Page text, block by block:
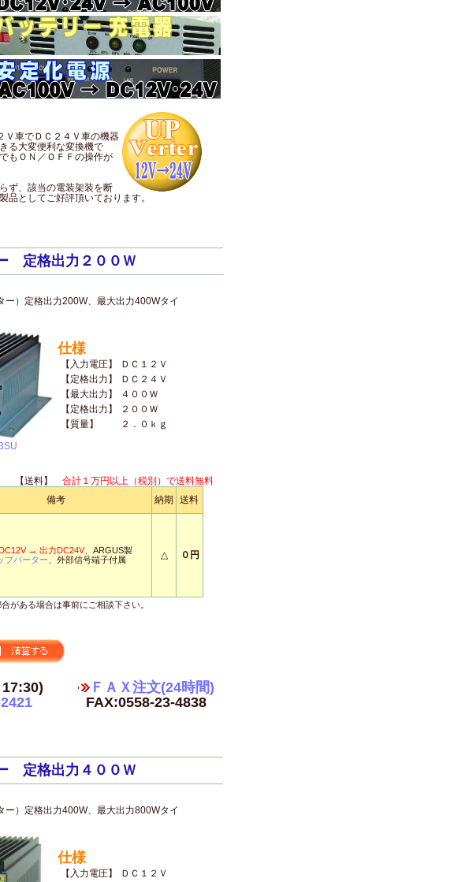
Ｖ車でＤＣ２４Ｖ車の機器
る大変便利な変換機で
もＯＮ／ＯＦＦの操作が
ず、該当の電装架装を断
品としてご好評頂いております。
定格出力２００Ｗ
）定格出力200W、最大出力400Wタイ
仕様
【入力電圧】
ＤＣ１２Ｖ
【定格出力】
ＤＣ２４Ｖ
【最大出力】
４００Ｗ
【定格出力】
２００Ｗ
【質量】
２．０ｋｇ
【送料】 合計１万円以上（税別）で送料無料
備考 納期
送料
→ 出力DC24V、ARGUS製
プバーター 、外部信号端子付属 △ ０円
がある場合は事前にご相談下さい。
ＦＡＸ注文(24時間)
FAX:0558-23-4838
定格出力４００Ｗ
）定格出力400W、最大出力800Wタイ
仕様
【入力電圧】
ＤＣ１２Ｖ